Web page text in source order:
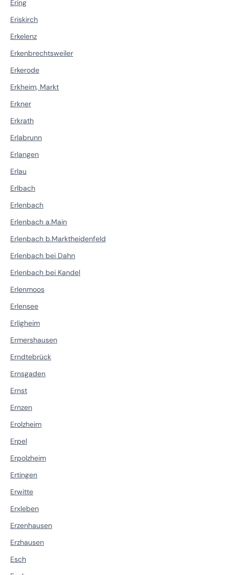
Ering
Eriskirch
Erkelenz
Erkenbrechtsweiler
Erkerode
Erkheim, Markt
Erkner
Erkrath
Erlabrunn
Erlangen
Erlau
Erlbach
Erlenbach
Erlenbach a.Main
Erlenbach b.Marktheidenfeld
Erlenbach bei Dahn
Erlenbach bei Kandel
Erlenmoos
Erlensee
Erligheim
Ermershausen
Erndtebrück
Ernsgaden
Ernst
Ernzen
Erolzheim
Erpel
Erpolzheim
Ertingen
Erwitte
Erxleben
Erzenhausen
Erzhausen
Esch